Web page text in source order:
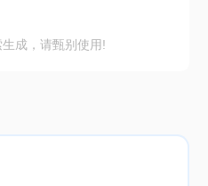
成，请甄别使用!